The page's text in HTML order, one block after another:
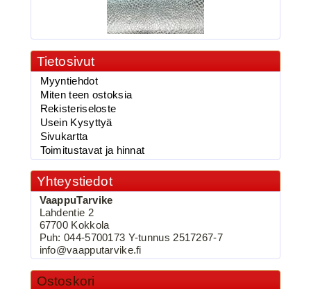
vaappufolio,Käärme...
BKK 6062-1X Black Nickel
Kolmihaarakoukku N.2
Tietosivut
Myyntiehdot
Miten teen ostoksia
Rekisteriseloste
Usein Kysyttyä
Sivukartta
Toimitustavat ja hinnat
Yhteystiedot
VaappuTarvike
Lahdentie 2
67700 Kokkola
Puh: 044-5700173 Y-tunnus 2517267-7
info@vaapputarvike.fi
Ostoskori